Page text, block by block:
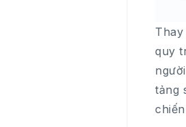
quy
tảng